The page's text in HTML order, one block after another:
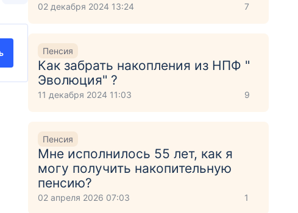
02 декабря 2024 13:24 7
Пенсия
Как забрать накопления из НПФ "
Эволюция" ?
11 декабря 2024 11:03 9
Пенсия
Мне исполнилось 55 лет, как я
могу получить накопительную
пенсию?
02 апреля 2026 07:03 1